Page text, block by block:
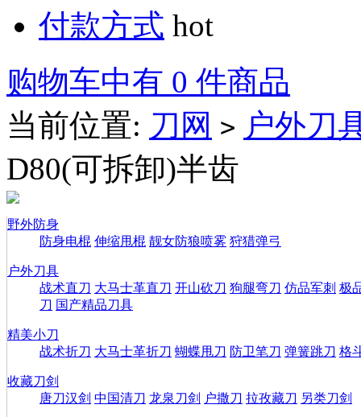
付款方式 hot
购物车中有 0 件商品
当前位置: 刀网 > 户外刀
D80(可拆卸)半齿
野外防身
防身电棍 伸缩甩棍 靓女防狼喷雾 狩猎弹弓
户外刀具
战术直刀 大马士革直刀 开山砍刀 狗腿弯刀 仿品军刺 极
刀 国产精品刀具
精美小刀
战术折刀 大马士革折刀 蝴蝶甩刀 防卫笔刀 弹簧跳刀 格
收藏刀剑
唐刀汉剑 中国清刀 龙泉刀剑 户撒刀 拉孜藏刀 另类刀剑